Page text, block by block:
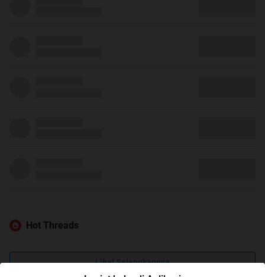
Hot Threads
Lihat Selengkapnya